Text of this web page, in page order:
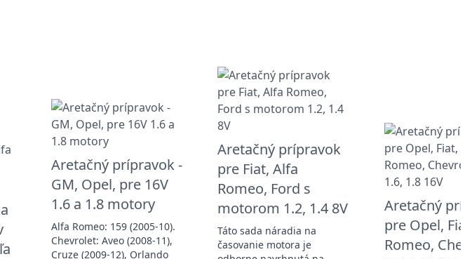
Aretačný prípravok -
GM, Opel, pre 16V
1.6 a 1.8 motory
Alfa Romeo: 159 (2005-10).
Chevrolet: Aveo (2008-11),
Cruze (2009-12), Orlando
Aretačný prípravok
pre Fiat, Alfa
Romeo, Ford s
motorom 1.2, 1.4 8V
Táto sada náradia na
časovanie motora je
Aretačný
pre Opel,
Romeo,